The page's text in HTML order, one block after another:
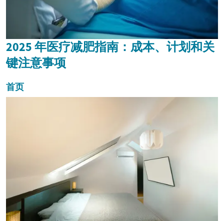
2025 年医疗减肥指南：成本、计划和关
键注意事项
首页